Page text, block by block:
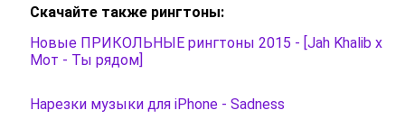
Скачайте также рингтоны:
Новые ПРИКОЛЬНЫЕ рингтоны 2015 - [Jah Khalib х
Мот - Ты рядом]
Нарезки музыки для iPhone - Sadness